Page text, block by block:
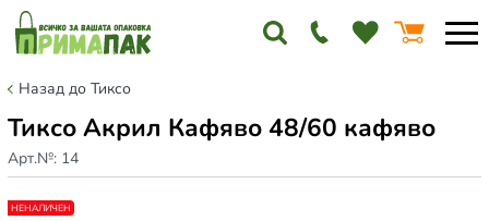
Назад до Тиксо
Тиксо Акрил Кафяво 48/60 кафяво
Арт.№: 14
НЕНАЛИЧЕН